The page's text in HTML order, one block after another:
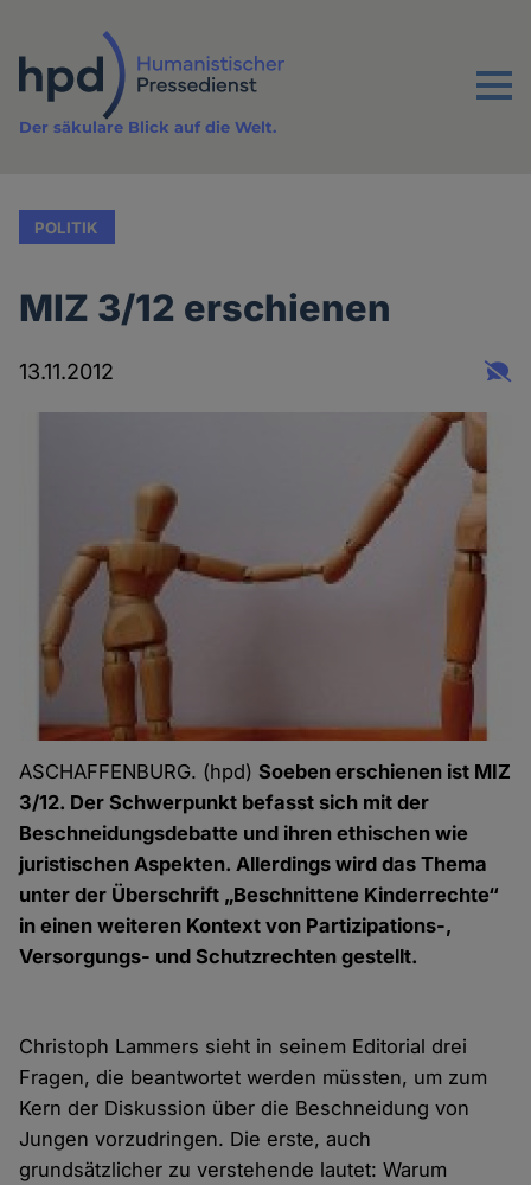
Inhalt
Menu
Der säkulare Blick auf die Welt.
POLITIK
MIZ 3/12 erschienen
13.11.2012
ASCHAFFENBURG. (hpd)Soeben erschienen ist MIZ
3/12. Der Schwerpunkt befasst sich mit der
Beschneidungsdebatte und ihren ethischen wie
juristischen Aspekten. Allerdings wird das Thema
unter der Überschrift „Beschnittene Kinderrechte“
in einen weiteren Kontext von Partizipations-,
Versorgungs- und Schutzrechten gestellt.
Christoph Lammers sieht in seinem Editorial drei
Fragen, die beantwortet werden müssten, um zum
Kern der Diskussion über die Beschneidung von
Jungen vorzudringen. Die erste, auch
grundsätzlicher zu verstehende lautet: Warum